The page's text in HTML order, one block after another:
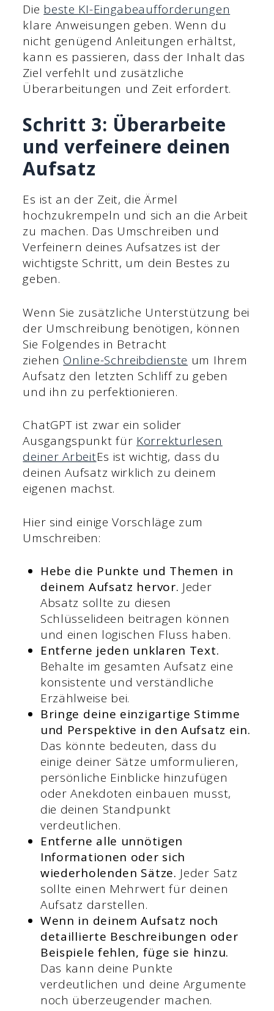
Die beste KI-Eingabeaufforderungen
klare Anweisungen geben. Wenn du
nicht genügend Anleitungen erhältst,
kann es passieren, dass der Inhalt das
Ziel verfehlt und zusätzliche
Überarbeitungen und Zeit erfordert.
Schritt 3: Überarbeite
und verfeinere deinen
Aufsatz
Es ist an der Zeit, die Ärmel
hochzukrempeln und sich an die Arbeit
zu machen. Das Umschreiben und
Verfeinern deines Aufsatzes ist der
wichtigste Schritt, um dein Bestes zu
geben.
Wenn Sie zusätzliche Unterstützung bei
der Umschreibung benötigen, können
Sie Folgendes in Betracht
ziehen Online-Schreibdienste um Ihrem
Aufsatz den letzten Schliff zu geben
und ihn zu perfektionieren.
ChatGPT ist zwar ein solider
Ausgangspunkt für Korrekturlesen
deiner ArbeitEs ist wichtig, dass du
deinen Aufsatz wirklich zu deinem
eigenen machst.
Hier sind einige Vorschläge zum
Umschreiben:
Hebe die Punkte und Themen in
deinem Aufsatz hervor. Jeder
Absatz sollte zu diesen
Schlüsselideen beitragen können
und einen logischen Fluss haben.
Entferne jeden unklaren Text.
Behalte im gesamten Aufsatz eine
konsistente und verständliche
Erzählweise bei.
Bringe deine einzigartige Stimme
und Perspektive in den Aufsatz ein.
Das könnte bedeuten, dass du
einige deiner Sätze umformulieren,
persönliche Einblicke hinzufügen
oder Anekdoten einbauen musst,
die deinen Standpunkt
verdeutlichen.
Entferne alle unnötigen
Informationen oder sich
wiederholenden Sätze. Jeder Satz
sollte einen Mehrwert für deinen
Aufsatz darstellen.
Wenn in deinem Aufsatz noch
detaillierte Beschreibungen oder
Beispiele fehlen, füge sie hinzu.
Das kann deine Punkte
verdeutlichen und deine Argumente
noch überzeugender machen.